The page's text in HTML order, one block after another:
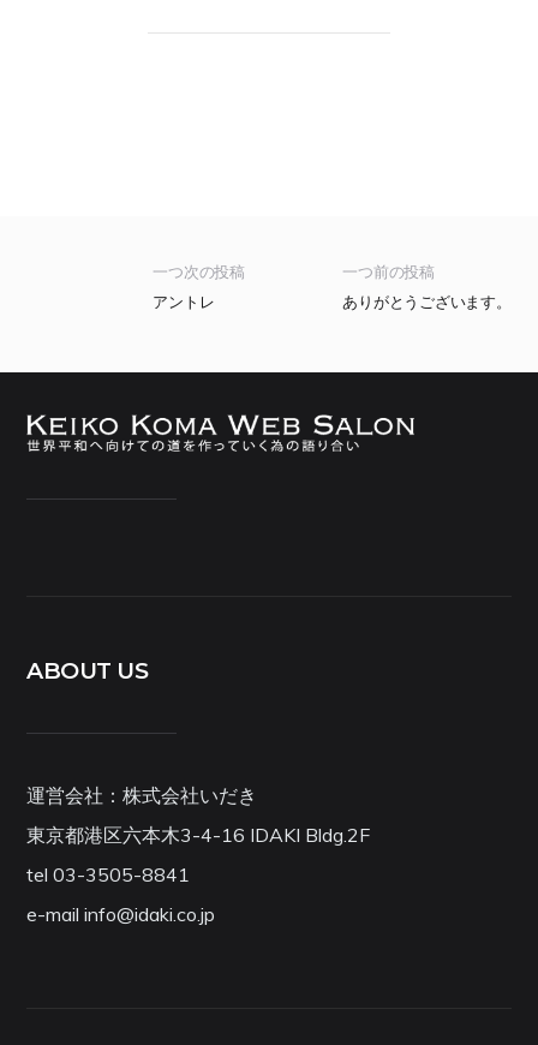
一つ前の投稿
ありがとうございます。
一つ次の投稿
アントレ
ABOUT US
運営会社：株式会社いだき
東京都港区六本木3-4-16 IDAKI Bldg.2F
tel 03-3505-8841
e-mail info@idaki.co.jp